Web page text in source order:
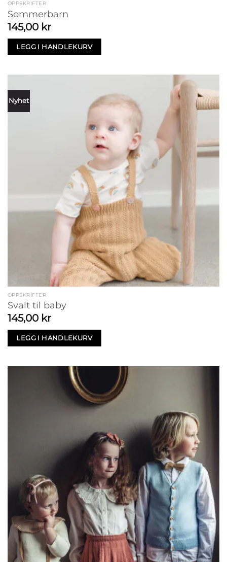
OPPSKRIFTER
Sommerbarn
145,00 kr
LEGG I HANDLEKURV
Nyhet
OPPSKRIFTER
Svalt til baby
145,00 kr
LEGG I HANDLEKURV